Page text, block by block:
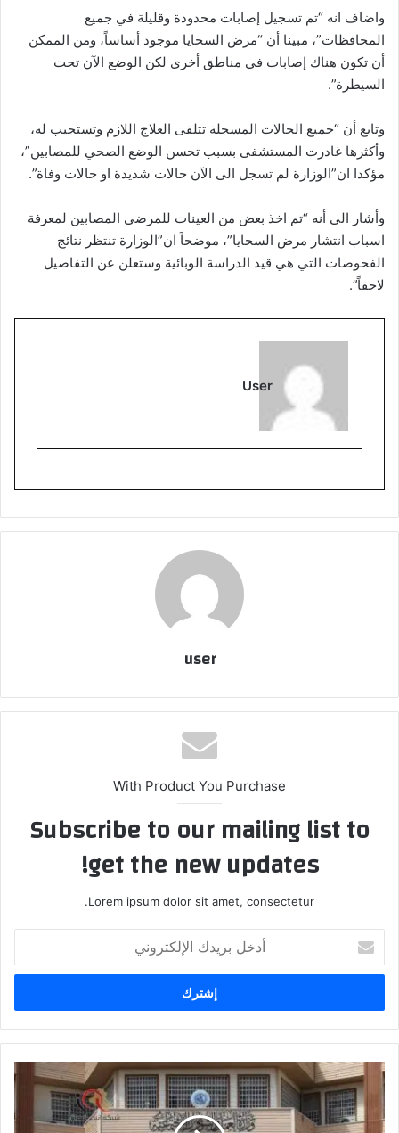
واضاف انه “تم تسجيل إصابات محدودة وقليلة في جميع
المحافظات”، مبينا أن “مرض السحايا موجود أساساً، ومن الممكن
أن تكون هناك إصابات في مناطق أخرى لكن الوضع الآن تحت
السيطرة”.
وتابع أن “جميع الحالات المسجلة تتلقى العلاج اللازم وتستجيب له،
وأكثرها غادرت المستشفى بسبب تحسن الوضع الصحي للمصابين”،
مؤكدا ان”الوزارة لم تسجل الى الآن حالات شديدة او حالات وفاة”.
وأشار الى أنه “تم اخذ بعض من العينات للمرضى المصابين لمعرفة
اسباب انتشار مرض السحايا”، موضحاً ان”الوزارة تنتظر نتائج
الفحوصات التي هي قيد الدراسة الوبائية وستعلن عن التفاصيل
لاحقاً”.
User
user
With Product You Purchase
Subscribe to our mailing list to
get the new updates!
Lorem ipsum dolor sit amet, consectetur.
بريدك
الإلكتروني
وزارة
العمل
تؤكد
رصد